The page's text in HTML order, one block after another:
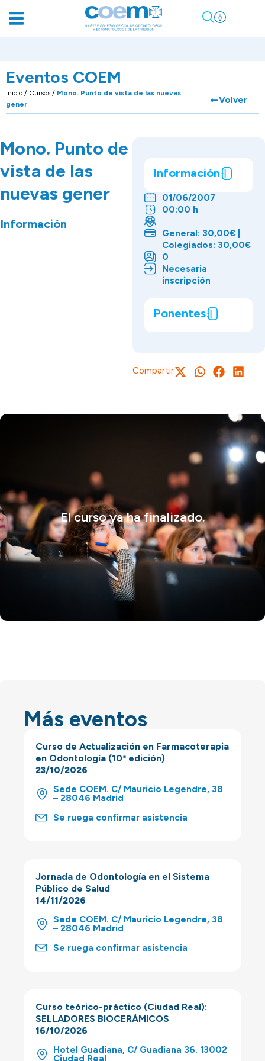
Eventos COEM
Inicio / Cursos / Mono. Punto de vista de las nuevas
gener
Volver
Mono. Punto de
vista de las
nuevas gener
Información
Información
01/06/2007
00:00 h
General: 30,00€ |
Colegiados: 30,00€
0
Necesaria
inscripción
Ponentes
Compartir
El curso ya ha finalizado.
Más eventos
Curso de Actualización en Farmacoterapia
en Odontología (10ª edición)
23/10/2026
Sede COEM. C/ Mauricio Legendre, 38
– 28046 Madrid
Se ruega confirmar asistencia
Jornada de Odontología en el Sistema
Público de Salud
14/11/2026
Sede COEM. C/ Mauricio Legendre, 38
– 28046 Madrid
Se ruega confirmar asistencia
Curso teórico-práctico (Ciudad Real):
SELLADORES BIOCERÁMICOS
16/10/2026
Hotel Guadiana, C/ Guadiana 36. 13002
Ciudad Real